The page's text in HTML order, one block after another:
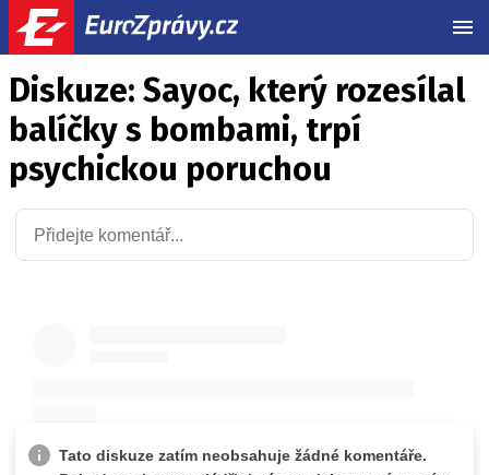
Diskuze: Sayoc, který rozesílal
balíčky s bombami, trpí
psychickou poruchou